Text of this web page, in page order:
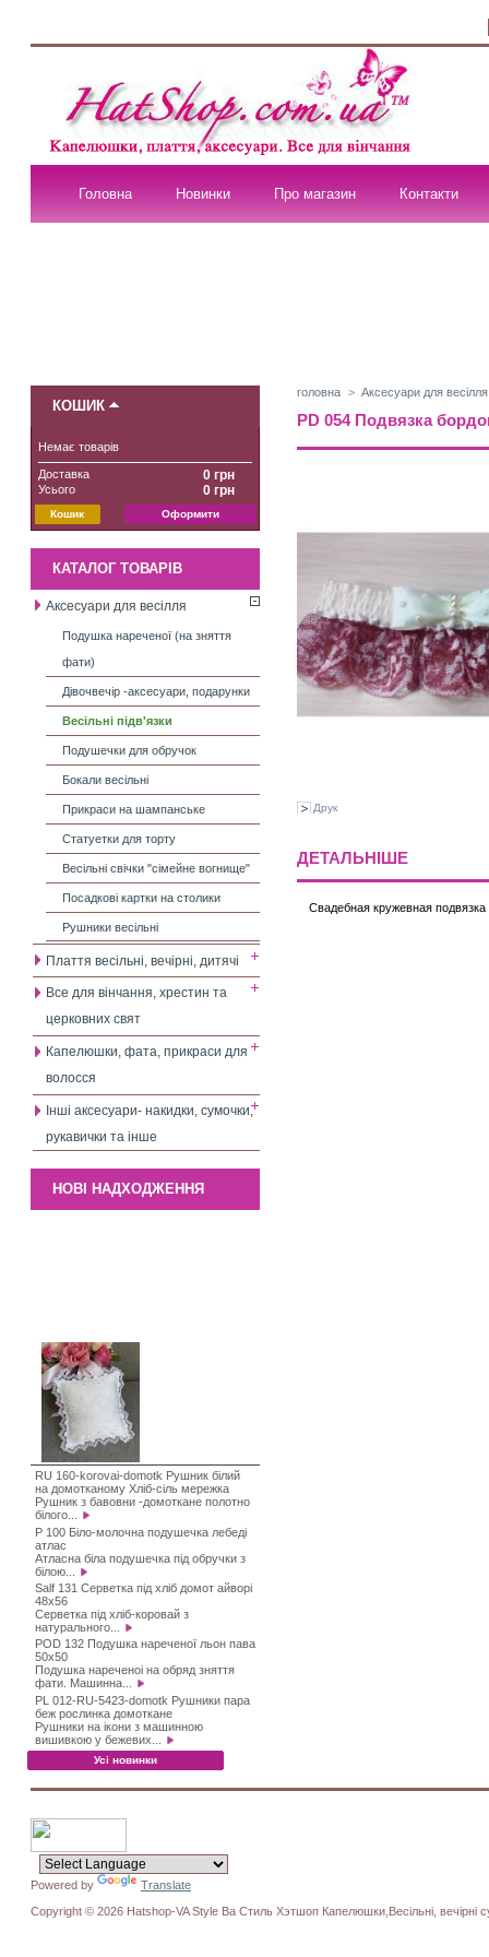
Головна Новинки Про магазин Контакти
КОШИК
Немає товарів
Доставка 0 грн
Усього 0 грн
Кошик Оформити
КАТАЛОГ ТОВАРІВ
Аксесуари для весілля
Подушка нареченої (на зняття
фати)
Дівочвечір -аксесуари, подарунки
Весільні підв'язки
Подушечки для обручок
Бокали весільні
Прикраси на шампанське
Статуетки для торту
Весільні свічки "сімейне вогнище"
Посадкові картки на столики
Рушники весільні
Плаття весільні, вечірні, дитячі
Все для вінчання, хрестин та
церковних свят
Капелюшки, фата, прикраси для
волосся
Інші аксесуари- накидки, сумочки,
рукавички та інше
НОВІ НАДХОДЖЕННЯ
RU 160-korovai-domotk Рушник білий
на домотканому Хліб-сіль мережка
Рушник з бавовни -домоткане полотно
білого...
P 100 Біло-молочна подушечка лебеді
атлас
Атласна біла подушечка під обручки з
білою...
Salf 131 Серветка під хліб домот айворі
48х56
Серветка під хліб-коровай з
натурального...
POD 132 Подушка нареченої льон пава
50х50
Подушка нареченоі на обряд зняття
фати. Машинна...
PL 012-RU-5423-domotk Рушники пара
беж рослинка домоткане
Рушники на ікони з машинною
вишивкою у бежевих...
Усі новинки
головна > Аксесуари для весілля
PD 054 Подвязка
Друк
ДЕТАЛЬНІШЕ
Свадебная кружевная
Powered by
Translate
Copyright © 2026 Hatshop-VA Style Ва Стиль Хэтшоп Капелюшки,Весільні, вечірні